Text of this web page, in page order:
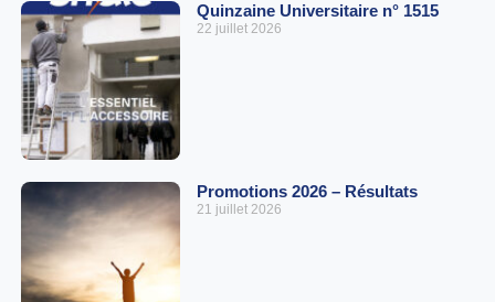
Quinzaine Universitaire n° 1515
22 juillet 2026
Promotions 2026 – Résultats
21 juillet 2026